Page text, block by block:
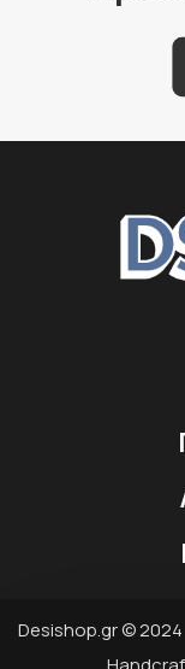
Desishop.gr © 2024